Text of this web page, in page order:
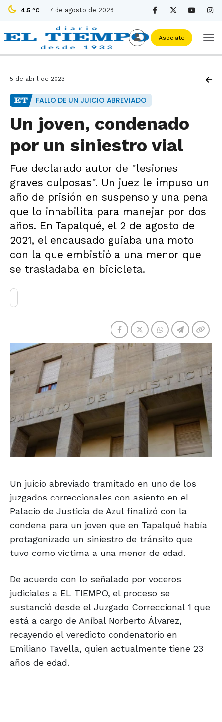
4.5 ºC 7 de agosto de 2026
Asociate
5 de abril de 2023
FALLO DE UN JUICIO ABREVIADO
Un joven, condenado
por un siniestro vial
Fue declarado autor de "lesiones
graves culposas". Un juez le impuso un
año de prisión en suspenso y una pena
que lo inhabilita para manejar por dos
años. En Tapalqué, el 2 de agosto de
2021, el encausado guiaba una moto
con la que embistió a una menor que
se trasladaba en bicicleta.
Un juicio abreviado tramitado en uno de los
juzgados correccionales con asiento en el
Palacio de Justicia de Azul finalizó con la
condena para un joven que en Tapalqué había
protagonizado un siniestro de tránsito que
tuvo como víctima a una menor de edad.
De acuerdo con lo señalado por voceros
judiciales a EL TIEMPO, el proceso se
sustanció desde el Juzgado Correccional 1 que
está a cargo de Aníbal Norberto Álvarez,
recayendo el veredicto condenatorio en
Emiliano Tavella, quien actualmente tiene 23
años de edad.